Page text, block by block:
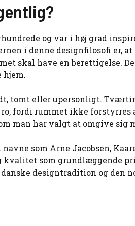
og var i høj grad
i denne designfilosofi er,
skal have en berettigelse.
tomt eller upersonligt.
fordi rummet ikke forstyrres
man har valgt at omgive sig
som Arne Jacobsen,
kvalitet som grundlæggende
designtradition og den